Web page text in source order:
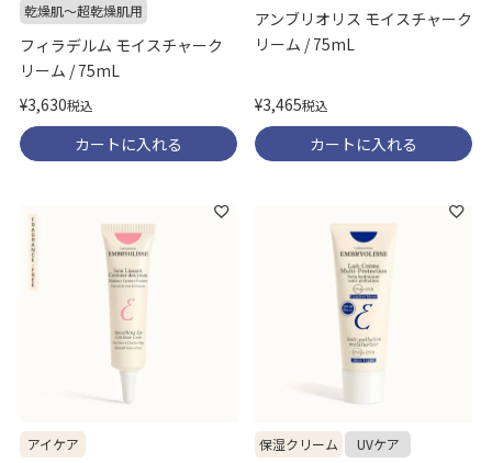
乾燥肌～超乾燥肌用
フィラデルム モイスチャーク
リーム / 75mL
¥3,630税込
カートに入れる
アンブリオリス モイスチャーク
リーム / 75mL
¥3,465税込
カートに入れる
アイケア 保湿クリーム UVケア